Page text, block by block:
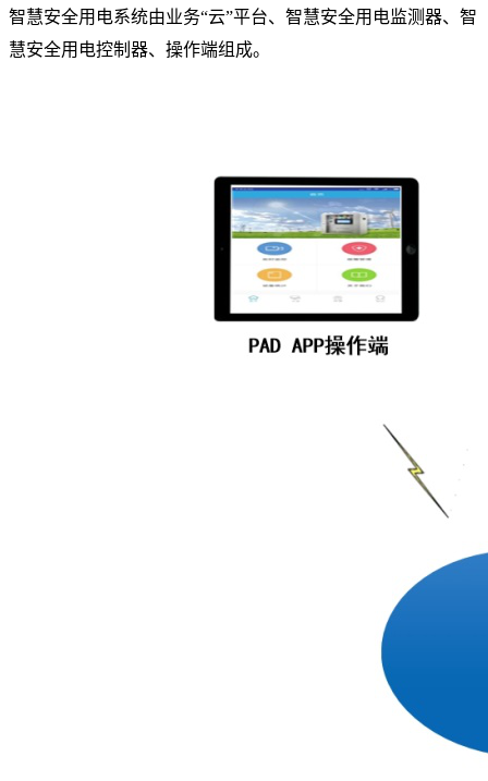
智慧安全用电系统由业务“云”平台、智慧安全用电监测器、智
慧安全用电控制器、操作端组成。